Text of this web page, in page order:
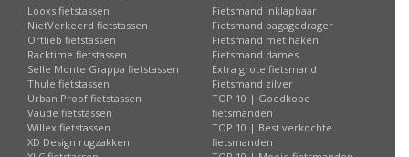
Looxs fietstassen
NietVerkeerd fietstassen
Ortlieb fietstassen
Racktime fietstassen
Selle Monte Grappa fietstassen
Thule fietstassen
Urban Proof fietstassen
Vaude fietstassen
Willex fietstassen
XD Design rugzakken
Fietsmand inklapbaar
Fietsmand bagagedrager
Fietsmand met haken
Fietsmand dames
Extra grote fietsmand
Fietsmand zilver
TOP 10 | Goedkope
fietsmanden
TOP 10 | Best verkochte
fietsmanden